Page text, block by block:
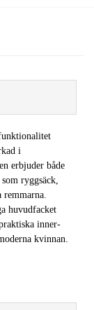
i
erbjuder både
ryggsäck,
remmarna.
huvudfacket
inner-
kvinnan.